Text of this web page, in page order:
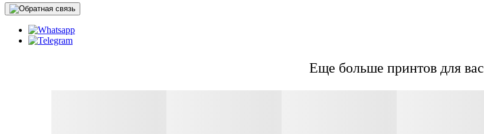
Еще больше принтов для вас